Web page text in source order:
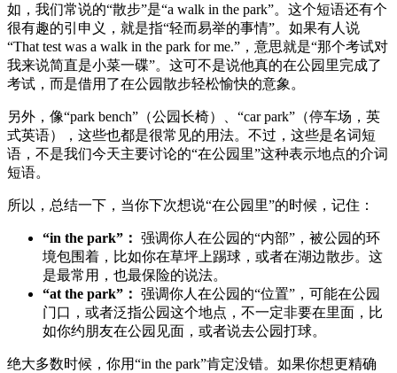
如，我们常说的“散步”是“a walk in the park”。这个短语还有个
很有趣的引申义，就是指“轻而易举的事情”。如果有人说
“That test was a walk in the park for me.”，意思就是“那个考试对
我来说简直是小菜一碟”。这可不是说他真的在公园里完成了
考试，而是借用了在公园散步轻松愉快的意象。
另外，像“park bench”（公园长椅）、“car park”（停车场，英
式英语），这些也都是很常见的用法。不过，这些是名词短
语，不是我们今天主要讨论的“在公园里”这种表示地点的介词
短语。
所以，总结一下，当你下次想说“在公园里”的时候，记住：
“in the park”： 强调你人在公园的“内部”，被公园的环
境包围着，比如你在草坪上踢球，或者在湖边散步。这
是最常用，也最保险的说法。
“at the park”： 强调你人在公园的“位置”，可能在公园
门口，或者泛指公园这个地点，不一定非要在里面，比
如你约朋友在公园见面，或者说去公园打球。
绝大多数时候，你用“in the park”肯定没错。如果你想更精确